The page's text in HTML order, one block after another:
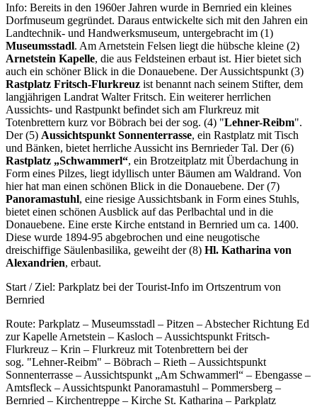
Info: Bereits in den 1960er Jahren wurde in Bernried ein kleines
Dorfmuseum gegründet. Daraus entwickelte sich mit den Jahren ein
Landtechnik- und Handwerksmuseum, untergebracht im (1)
Museumsstadl. Am Arnetstein Felsen liegt die hübsche kleine (2)
Arnetstein Kapelle, die aus Feldsteinen erbaut ist. Hier bietet sich
auch ein schöner Blick in die Donauebene. Der Aussichtspunkt (3)
Rastplatz Fritsch-Flurkreuz ist benannt nach seinem Stifter, dem
langjährigen Landrat Walter Fritsch. Ein weiterer herrlichen
Aussichts- und Rastpunkt befindet sich am Flurkreuz mit
Totenbrettern kurz vor Böbrach bei der sog. (4) "Lehner-Reibm".
Der (5) Aussichtspunkt Sonnenterrasse, ein Rastplatz mit Tisch
und Bänken, bietet herrliche Aussicht ins Bernrieder Tal. Der (6)
Rastplatz „Schwammerl“, ein Brotzeitplatz mit Überdachung in
Form eines Pilzes, liegt idyllisch unter Bäumen am Waldrand. Von
hier hat man einen schönen Blick in die Donauebene. Der (7)
Panoramastuhl, eine riesige Aussichtsbank in Form eines Stuhls,
bietet einen schönen Ausblick auf das Perlbachtal und in die
Donauebene. Eine erste Kirche entstand in Bernried um ca. 1400.
Diese wurde 1894-95 abgebrochen und eine neugotische
dreischiffige Säulenbasilika, geweiht der (8) Hl. Katharina von
Alexandrien, erbaut.
Start / Ziel: Parkplatz bei der Tourist-Info im Ortszentrum von
Bernried
Route: Parkplatz – Museumsstadl – Pitzen – Abstecher Richtung Ed
zur Kapelle Arnetstein – Kasloch – Aussichtspunkt Fritsch-
Flurkreuz – Krin – Flurkreuz mit Totenbrettern bei der
sog. "Lehner-Reibm" – Böbrach – Rieth – Aussichtspunkt
Sonnenterrasse – Aussichtspunkt „Am Schwammerl“ – Ebengasse –
Amtsfleck – Aussichtspunkt Panoramastuhl – Pommersberg –
Bernried – Kirchentreppe – Kirche St. Katharina – Parkplatz